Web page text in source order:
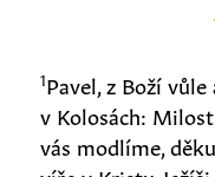
1Pavel, z Boží
v Kolosách:
vás modlíme,